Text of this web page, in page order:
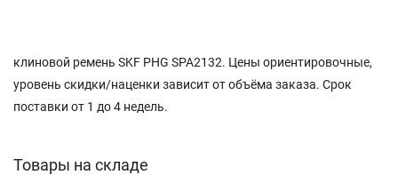
клиновой ремень SKF PHG SPA2132. Цены ориентировочные,
уровень скидки/наценки зависит от объёма заказа. Срок
поставки от 1 до 4 недель.
Товары на складе